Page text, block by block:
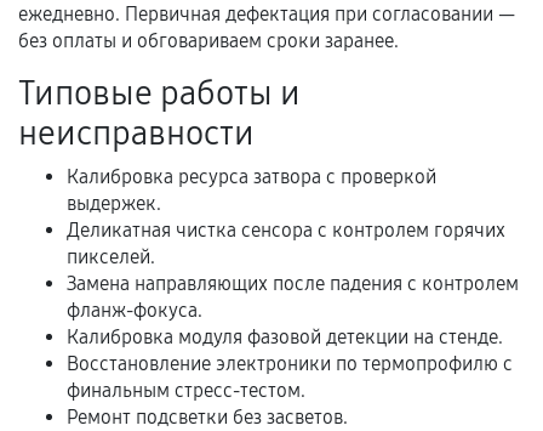
Акт выполненных работ с датой, перечнем
услуг и сроком гарантии.
Документы на установленные комплектующие
и кассовый чек.
Расширенная гарантия
В некоторых случаях возможно оформление
расширенной гарантии. Стоимость, сроки и
условия продления согласовываются отдельно и
фиксируются в документах.
ежедневно. Первичная дефектация при согласовании —
без оплаты и обговариваем сроки заранее.
Типовые работы и
неисправности
Калибровка ресурса затвора с проверкой
выдержек.
Деликатная чистка сенсора с контролем горячих
пикселей.
Замена направляющих после падения с контролем
фланж-фокуса.
Калибровка модуля фазовой детекции на стенде.
Восстановление электроники по термопрофилю с
финальным стресс-тестом.
Ремонт подсветки без засветов.